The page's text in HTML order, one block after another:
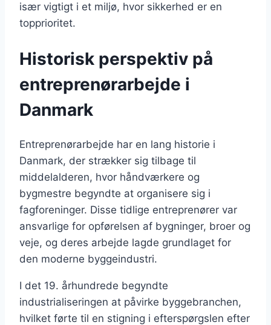
især vigtigt i et miljø, hvor sikkerhed er en
topprioritet.
Historisk perspektiv på
entreprenørarbejde i
Danmark
Entreprenørarbejde har en lang historie i
Danmark, der strækker sig tilbage til
middelalderen, hvor håndværkere og
bygmestre begyndte at organisere sig i
fagforeninger. Disse tidlige entreprenører var
ansvarlige for opførelsen af bygninger, broer og
veje, og deres arbejde lagde grundlaget for
den moderne byggeindustri.
I det 19. århundrede begyndte
industrialiseringen at påvirke byggebranchen,
hvilket førte til en stigning i efterspørgslen efter